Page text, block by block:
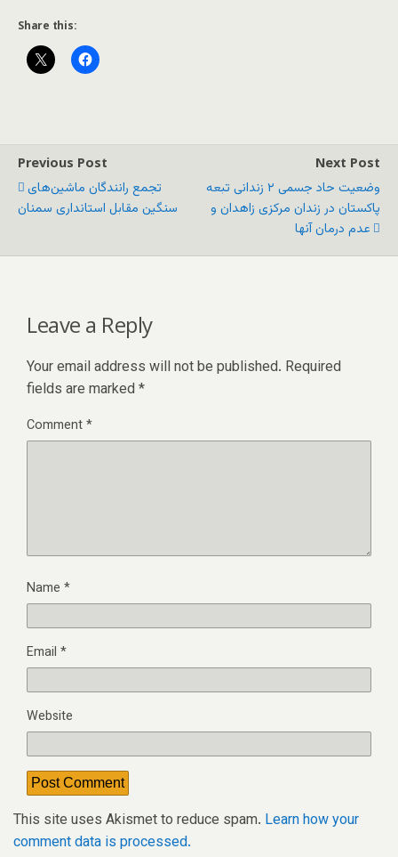
Share this:
Previous Post
تجمع رانندگان ماشین‌های
سنگین مقابل استانداری سمنان
Next Post
وضعیت حاد جسمی ۲ زندانی تبعه
پاکستان در زندان مرکزی زاهدان و
عدم درمان آنها
Leave a Reply
Your email address will not be published. Required
fields are marked *
Comment*
Name *
Email *
Website
This site uses Akismet to reduce spam. Learn how your
comment data is processed.